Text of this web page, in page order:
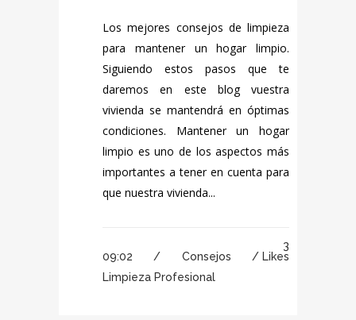
Los mejores consejos de limpieza
para mantener un hogar limpio.
Siguiendo estos pasos que te
daremos en este blog vuestra
vivienda se mantendrá en óptimas
condiciones. Mantener un hogar
limpio es uno de los aspectos más
importantes a tener en cuenta para
que nuestra vivienda...
09:02 / Consejos /
Limpieza Profesional
3
Likes